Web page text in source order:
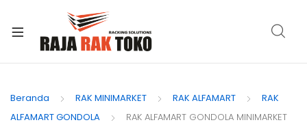
Beranda RAK MINIMARKET RAK ALFAMART
RAK
ALFAMART GONDOLA
RAK ALFAMART GONDOLA MINIMARKET